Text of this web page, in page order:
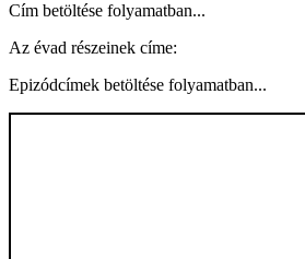
Cím betöltése folyamatban...
Az évad részeinek címe:
Epizódcímek betöltése folyamatban...